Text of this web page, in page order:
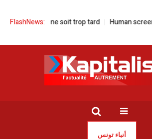
FlashNews:
ne soit trop tard Human screen festival à la
أنباء تونس